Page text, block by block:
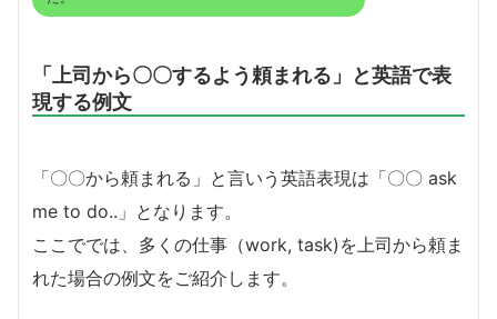
「上司から〇〇するよう頼まれる」と英語で表
現する例文
「〇〇から頼まれる」と言いう英語表現は「〇〇 ask
me to do..」となります。
ここででは、多くの仕事（work, task)を上司から頼ま
れた場合の例文をご紹介します。